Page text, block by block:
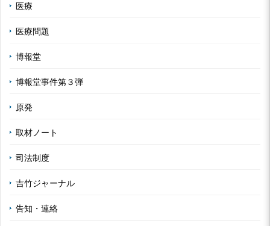
医療
医療問題
博報堂
博報堂事件第３弾
原発
取材ノート
司法制度
吉竹ジャーナル
告知・連絡